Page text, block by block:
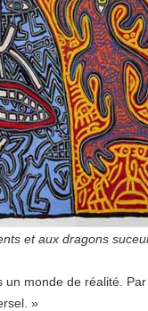
et aux dragons
monde de réalité.
»